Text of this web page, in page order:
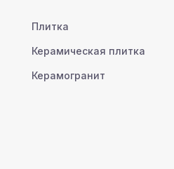
Плитка
Керамическая плитка
Керамогранит